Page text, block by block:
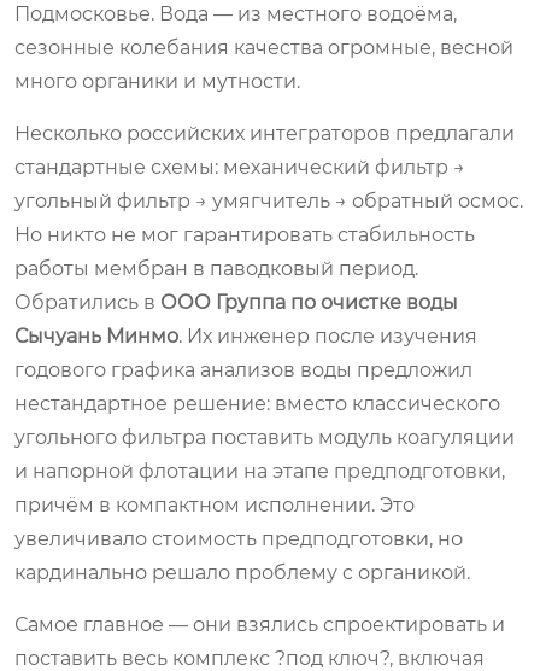
Подмосковье. Вода — из местного водоёма,
сезонные колебания качества огромные, весной
много органики и мутности.
Несколько российских интеграторов предлагали
стандартные схемы: механический фильтр →
угольный фильтр → умягчитель → обратный осмос.
Но никто не мог гарантировать стабильность
работы мембран в паводковый период.
Обратились в ООО Группа по очистке воды
Сычуань Минмо. Их инженер после изучения
годового графика анализов воды предложил
нестандартное решение: вместо классического
угольного фильтра поставить модуль коагуляции
и напорной флотации на этапе предподготовки,
причём в компактном исполнении. Это
увеличивало стоимость предподготовки, но
кардинально решало проблему с органикой.
Самое главное — они взялись спроектировать и
поставить весь комплекс ?под ключ?, включая